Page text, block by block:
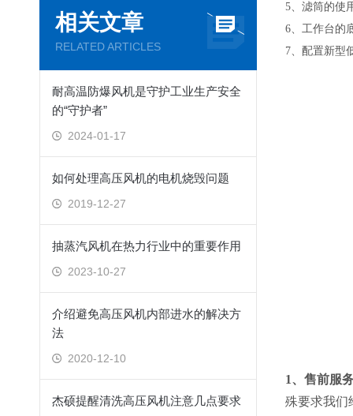
相关文章
RELATED ARTICLES
耐高温防爆风机是守护工业生产安全
的“守护者”
2024-01-17
如何处理高压风机的电机烧毁问题
2019-12-27
抽蒸汽风机在热力行业中的重要作用
2023-10-27
介绍避免高压风机内部进水的解决方
法
2020-12-10
杰硕提醒清洗高压风机注意几点要求
5、滤筒的使
6、工作台的
7、配置新型
1、售前服
殊要求我们